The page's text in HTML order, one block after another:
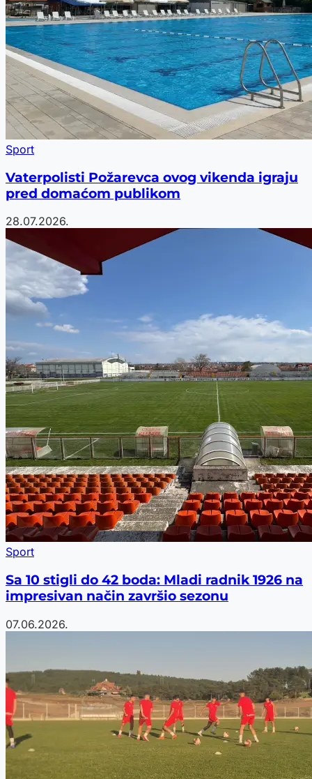
Sport
Vaterpolisti Požarevca ovog vikenda igraju
pred domaćom publikom
28.07.2026.
Sport
Sa 10 stigli do 42 boda: Mladi radnik 1926 na
impresivan način završio sezonu
07.06.2026.